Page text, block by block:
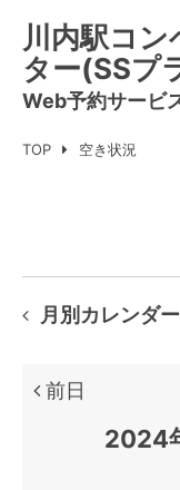
川内駅コ
ター(SSプ
Web予約サービ
TOP 空き状況
月別カレンダー
前日